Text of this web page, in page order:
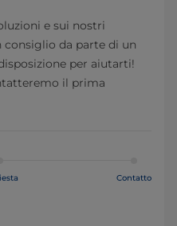
e sui nostri
da parte di un
per aiutarti!
il prima
Contatto